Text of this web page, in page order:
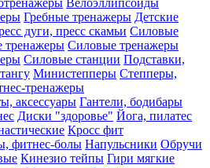
Велоэллипсоиды
Гребные тренажеры Детские
дуги, пресс скамьи Силовые
тренажеры Силовые тренажеры
Силовые станции Подставки,
Министепперы Степперы,
тренажеры
аксессуары Гантели, бодибары
Диски "здоровье" Йога, пилатес
Кросс фит
фитнес-болы Напульсники Обручи
Кинезио тейпы Гири мягкие